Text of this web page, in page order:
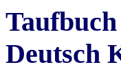
Deutsch